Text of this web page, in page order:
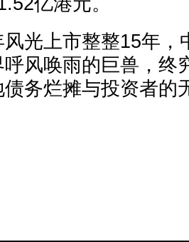
光上市整整15年，
风唤雨的巨兽，终
务烂摊与投资者的